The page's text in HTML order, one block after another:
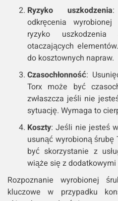
Ryzyko uszkodzenia
odkręcenia
ryzyko
otaczających
do kosztownych napraw.
Czasochłonność:
Torx może być
zwłaszcza jeśli nie
sytuację. Wymaga to
Koszty: Jeśli nie jesteś
usunąć wyrobioną śrubę
być skorzystanie z
wiąże się z
Rozpoznanie wyrobionej
kluczowe w przypadku